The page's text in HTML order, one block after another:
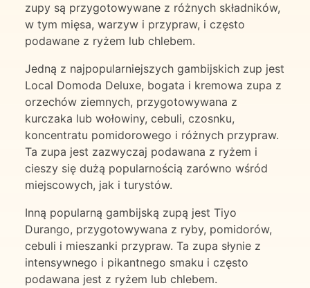
zupy są przygotowywane z różnych składników,
w tym mięsa, warzyw i przypraw, i często
podawane z ryżem lub chlebem.
Jedną z najpopularniejszych gambijskich zup jest
Local Domoda Deluxe, bogata i kremowa zupa z
orzechów ziemnych, przygotowywana z
kurczaka lub wołowiny, cebuli, czosnku,
koncentratu pomidorowego i różnych przypraw.
Ta zupa jest zazwyczaj podawana z ryżem i
cieszy się dużą popularnością zarówno wśród
miejscowych, jak i turystów.
Inną popularną gambijską zupą jest Tiyo
Durango, przygotowywana z ryby, pomidorów,
cebuli i mieszanki przypraw. Ta zupa słynie z
intensywnego i pikantnego smaku i często
podawana jest z ryżem lub chlebem.